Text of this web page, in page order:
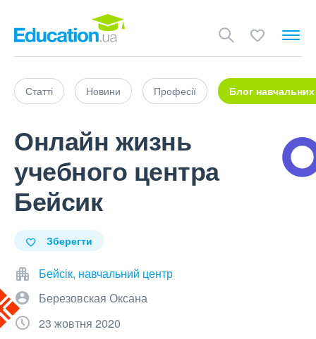
Статті Новини Професії Блог навчальних
Онлайн жизнь
учебного центра
Бейсик
Зберегти
Бейсік, навчальний центр
Березовская Оксана
23 жовтня 2020